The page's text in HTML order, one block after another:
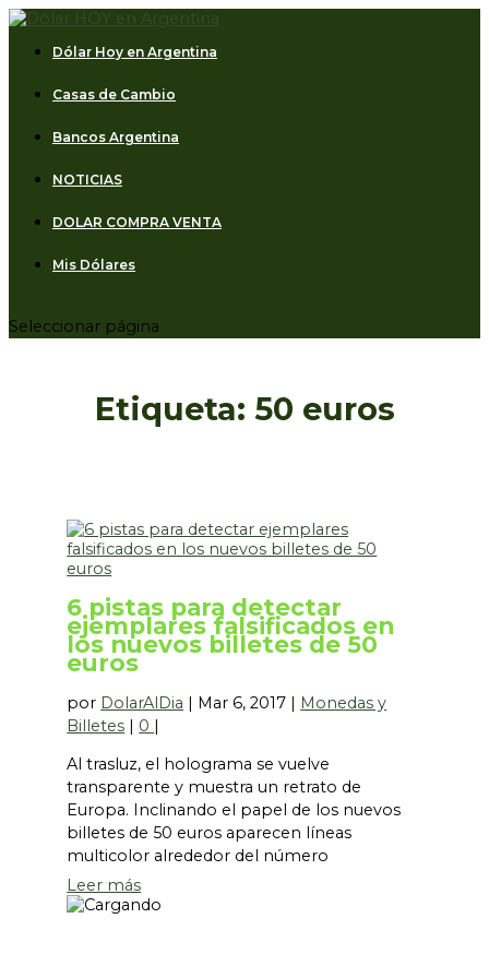
Dólar Hoy en Argentina
Casas de Cambio
Bancos Argentina
NOTICIAS
DOLAR COMPRA VENTA
Mis Dólares
Seleccionar página
Etiqueta: 50 euros
6 pistas para detectar
ejemplares falsificados en
los nuevos billetes de 50
euros
por DolarAlDia | Mar 6, 2017 | Monedas y
Billetes | 0 |
Al trasluz, el holograma se vuelve
transparente y muestra un retrato de
Europa. Inclinando el papel de los nuevos
billetes de 50 euros aparecen líneas
multicolor alrededor del número
Leer más